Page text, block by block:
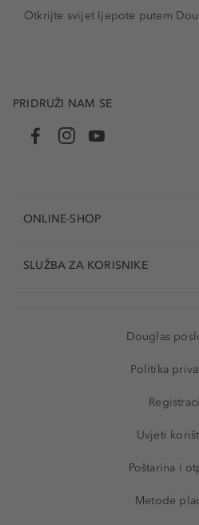
Otkrijte svijet ljepote putem
PRIDRUŽI NAM SE
ONLINE-SHOP
SLUŽBA ZA KORISNIKE
Douglas
Politika
Uvjeti
Poštarina i
Metode